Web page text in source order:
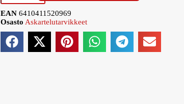
EAN 6410411520969
Osasto Askartelutarvikkeet